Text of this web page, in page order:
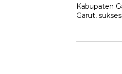
Kabupaten
Garut,